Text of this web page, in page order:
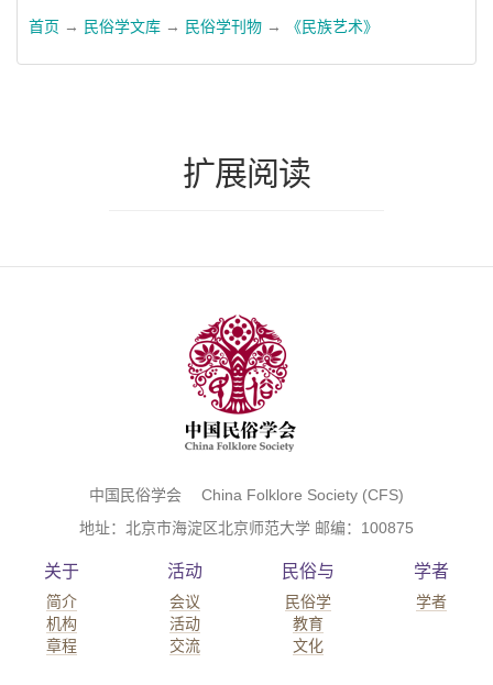
首页 → 民俗学文库 → 民俗学刊物 → 《民族艺术》
扩展阅读
中国民俗学会 China Folklore Society (CFS)
地址：北京市海淀区北京师范大学 邮编：100875
关于
简介
机构
章程
活动
会议
活动
交流
民俗与
民俗学
教育
文化
学者
学者